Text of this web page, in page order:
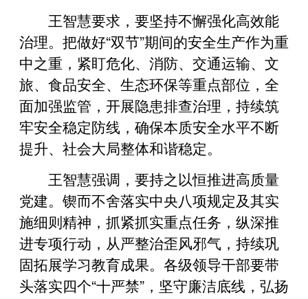
王智慧要求，要坚持不懈强化高效能
治理。把做好“双节”期间的安全生产作为重
中之重，紧盯危化、消防、交通运输、文
旅、食品安全、生态环保等重点部位，全
面加强监管，开展隐患排查治理，持续筑
牢安全稳定防线，确保本质安全水平不断
提升、社会大局整体和谐稳定。
王智慧强调，要持之以恒推进高质量
党建。锲而不舍落实中央八项规定及其实
施细则精神，抓紧抓实重点任务，纵深推
进专项行动，从严整治歪风邪气，持续巩
固拓展学习教育成果。各级领导干部要带
头落实四个“十严禁”，坚守廉洁底线，弘扬